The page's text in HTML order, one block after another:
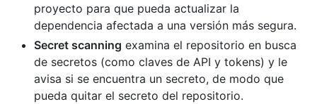
proyecto para que pueda actualizar la
dependencia afectada a una versión más segura.
Secret scanning examina el repositorio en busca
de secretos (como claves de API y tokens) y le
avisa si se encuentra un secreto, de modo que
pueda quitar el secreto del repositorio.